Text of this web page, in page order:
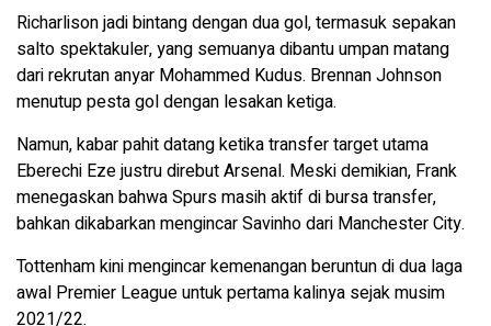
Richarlison jadi bintang dengan dua gol, termasuk sepakan
salto spektakuler, yang semuanya dibantu umpan matang
dari rekrutan anyar Mohammed Kudus. Brennan Johnson
menutup pesta gol dengan lesakan ketiga.
Namun, kabar pahit datang ketika transfer target utama
Eberechi Eze justru direbut Arsenal. Meski demikian, Frank
menegaskan bahwa Spurs masih aktif di bursa transfer,
bahkan dikabarkan mengincar Savinho dari Manchester City.
Tottenham kini mengincar kemenangan beruntun di dua laga
awal Premier League untuk pertama kalinya sejak musim
2021/22.